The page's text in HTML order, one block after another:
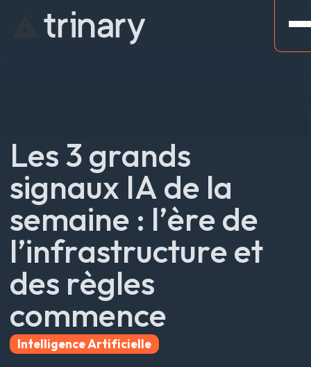
trinary
Les 3 grands
signaux IA de la
semaine : l’ère de
l’infrastructure et
des règles
commence
Intelligence Artificielle